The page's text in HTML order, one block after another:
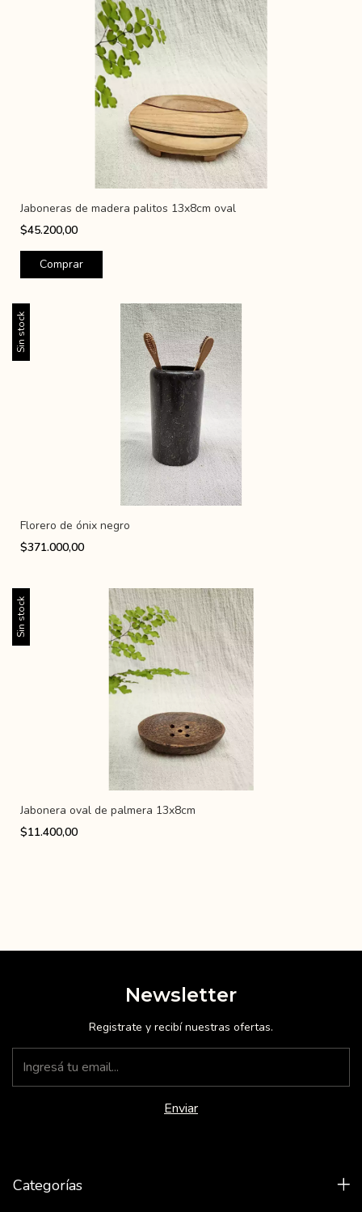
Jaboneras de madera palitos 13x8cm oval
$45.200,00
Sin stock
Florero de ónix negro
$371.000,00
Sin stock
Jabonera oval de palmera 13x8cm
$11.400,00
Newsletter
Registrate y recibí nuestras ofertas.
Categorías